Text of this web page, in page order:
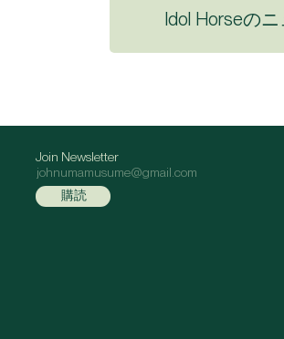
Idol Horseの
Join Newsletter